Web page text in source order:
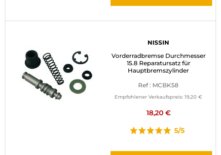
NISSIN
Vorderradbremse Durchmesser
15.8 Reparatursatz für
Hauptbremszylinder
Ref : MCBK58
Empfohlener Verkaufspreis: 19,20 €
18,20 €
5/5